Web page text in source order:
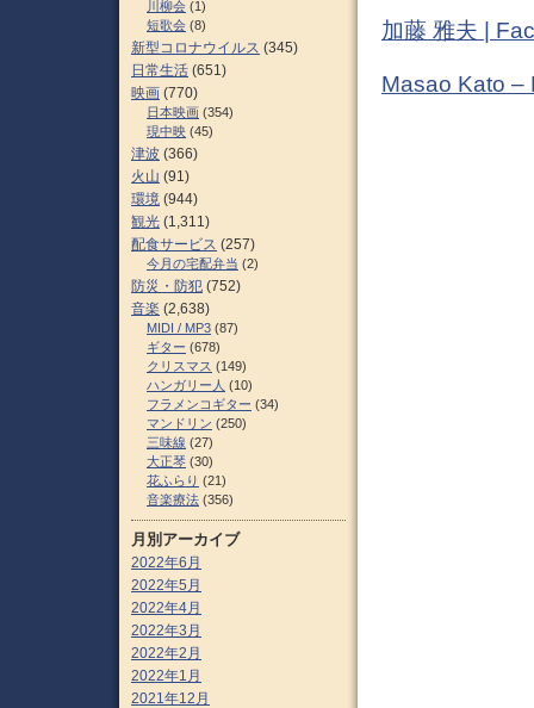
加藤 雅夫 |
Masao Kato –
川柳会 (1)
短歌会 (8)
新型コロナウイルス (345)
日常生活 (651)
映画 (770)
日本映画 (354)
現中映 (45)
津波 (366)
火山 (91)
環境 (944)
観光 (1,311)
配食サービス (257)
今月の宅配弁当 (2)
防災・防犯 (752)
音楽 (2,638)
MIDI / MP3 (87)
ギター (678)
クリスマス (149)
ハンガリー人 (10)
フラメンコギター (34)
マンドリン (250)
三味線 (27)
大正琴 (30)
花ふらり (21)
音楽療法 (356)
月別アーカイブ
2022年6月
2022年5月
2022年4月
2022年3月
2022年2月
2022年1月
2021年12月